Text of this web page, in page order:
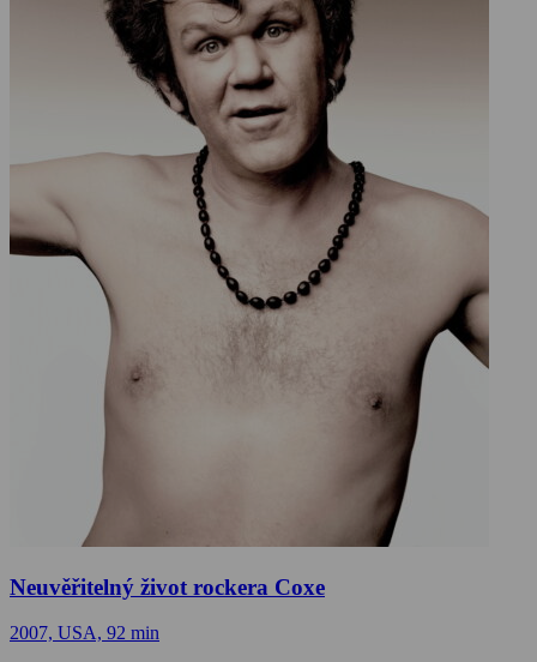
Neuvěřitelný život rockera Coxe
2007, USA, 92 min